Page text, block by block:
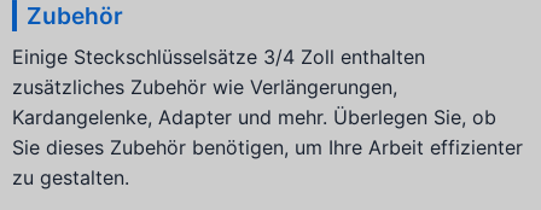
Zubehör
Einige Steckschlüsselsätze 3/4 Zoll enthalten
zusätzliches Zubehör wie Verlängerungen,
Kardangelenke, Adapter und mehr. Überlegen Sie, ob
Sie dieses Zubehör benötigen, um Ihre Arbeit effizienter
zu gestalten.